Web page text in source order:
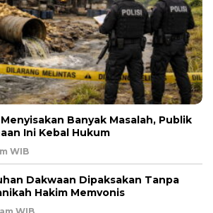
Banyak Masalah, Publik
Ini Kebal Hukum
WIB
Dakwaan Dipaksakan Tanpa
Hakim Memvonis